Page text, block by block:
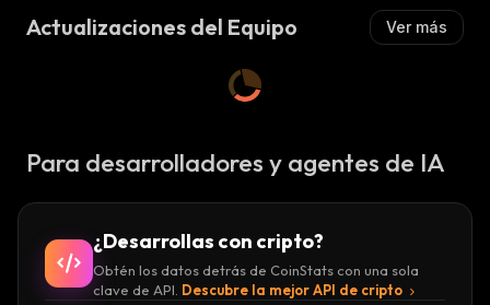
Actualizaciones del Equipo Ver más
Para desarrolladores y agentes de IA
¿Desarrollas con cripto?
Obtén los datos detrás de CoinStats con una sola
clave de API. Descubre la mejor API de cripto